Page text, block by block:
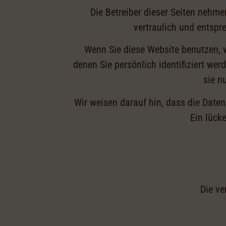
Die Betreiber dieser Seiten
vertraulich und
Wenn Sie diese Website
denen Sie persönlich identifiziert
sie
Wir weisen darauf hin, dass die
Ein
Die